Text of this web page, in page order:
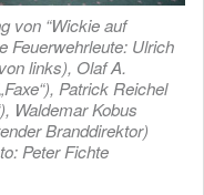
von “Wickie auf
Feuerwehrleute: Ulrich
links), Olaf A.
Patrick Reichel
Waldemar Kobus
Branddirektor)
Peter Fichte